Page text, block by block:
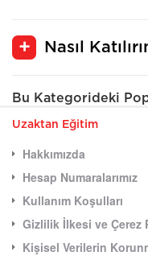
Nasıl
Bu Kategorideki
Uzaktan Eğitim
Hakkımızda
Hesap Numaralarımız
Kullanım Koşulları
Gizlilik İlkesi ve Çerez
Kişisel Verilerin